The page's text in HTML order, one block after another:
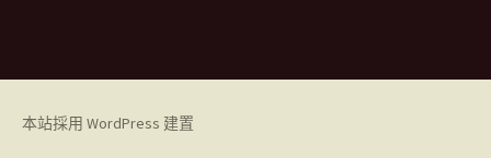
本站採用 WordPress 建置